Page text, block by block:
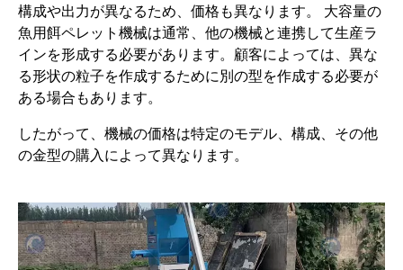
構成や出力が異なるため、価格も異なります。 大容量の
魚用餌ペレット機械は通常、他の機械と連携して生産ラ
インを形成する必要があります。顧客によっては、異な
る形状の粒子を作成するために別の型を作成する必要が
ある場合もあります。
したがって、機械の価格は特定のモデル、構成、その他
の金型の購入によって異なります。